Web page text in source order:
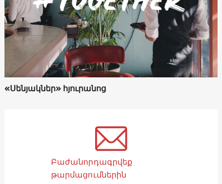
«Սենյակներ» հյուրանոց
Բաժանորդագրվեք
թարմացումներին